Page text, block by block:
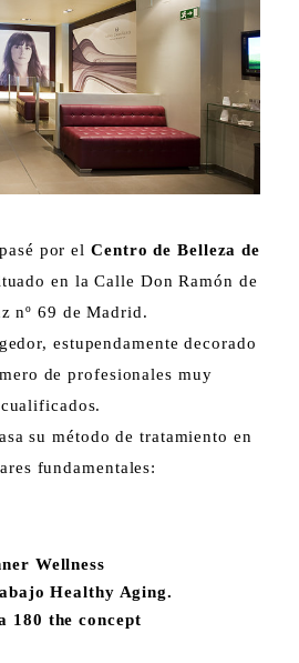
por el Centro de Belleza de
en la Calle Don Ramón de
nº 69 de Madrid.
estupendamente decorado
de profesionales muy
cualificados.
su método de tratamiento en
fundamentales:
Wellness
Healthy Aging.
180 the concept